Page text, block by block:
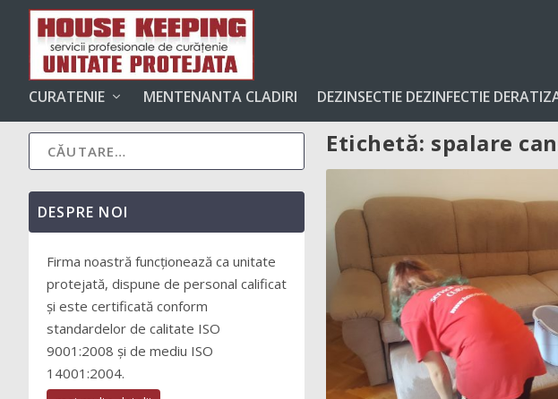
CURATENIE MENTENANTA CLADIRI DEZINSECTIE DEZINFECTIE
Etichetă: spalare
DESPRE NOI
Firma noastră funcționează ca unitate
protejată, dispune de personal calificat
și este certificată conform
standardelor de calitate ISO
9001:2008 și de mediu ISO
14001:2004.